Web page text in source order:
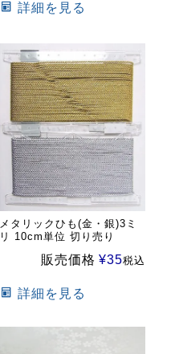
詳細を見る
メタリックひも(金・銀)3ミ
リ 10cm単位 切り売り
販売価格 ¥35税込
詳細を見る